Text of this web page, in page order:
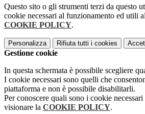
Questo sito o gli strumenti terzi da questo
cookie necessari al funzionamento ed utili
COOKIE POLICY.
Personalizza Rifiuta tutti i cookies
Gestione cookie
In questa schermata è possibile scegliere
I cookie necessari sono quelli che
piattaforma e non è possibile disabilitarli.
Per conoscere quali sono i cookie
visionare la COOKIE POLICY.